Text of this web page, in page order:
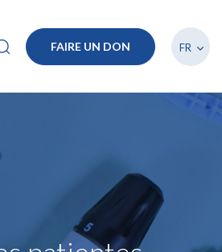
FAIRE UN DON FR
Lister